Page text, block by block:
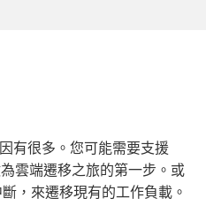
有很多。您可能需要支援
雲端遷移之旅的第一步。或
，來遷移現有的工作負載。